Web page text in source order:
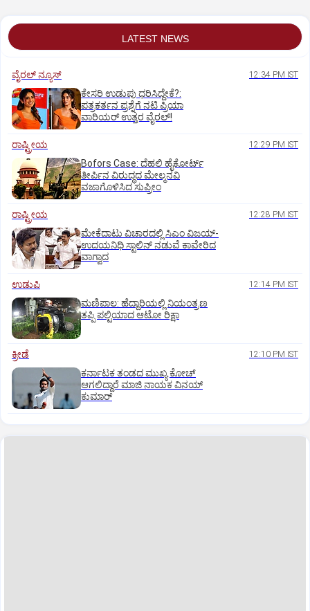
LATEST NEWS
ವೈರಲ್ ನ್ಯೂಸ್ 12:34 PM IST
ಕೇಸರಿ ಉಡುಪು ಧರಿಸಿದ್ದೇಕೆ?:
ಪತ್ರಕರ್ತನ ಪ್ರಶ್ನೆಗೆ ನಟಿ ಪ್ರಿಯಾ
ವಾರಿಯರ್ ಉತ್ತರ ವೈರಲ್!
ರಾಷ್ಟ್ರೀಯ 12:29 PM IST
Bofors Case: ದೆಹಲಿ ಹೈಕೋರ್ಟ್‌
ತೀರ್ಪಿನ ವಿರುದ್ಧದ ಮೇಲ್ಮನವಿ
ವಜಾಗೊಳಿಸಿದ ಸುಪ್ರೀಂ
ರಾಷ್ಟ್ರೀಯ 12:28 PM IST
ಮೇಕೆದಾಟು ವಿಚಾರದಲ್ಲಿ ಸಿಎಂ ವಿಜಯ್-
ಉದಯನಿಧಿ ಸ್ಟಾಲಿನ್ ನಡುವೆ ಕಾವೇರಿದ
ವಾಗ್ವಾದ
ಉಡುಪಿ 12:14 PM IST
ಮಣಿಪಾಲ: ಹೆದ್ದಾರಿಯಲ್ಲಿ ನಿಯಂತ್ರಣ
ತಪ್ಪಿ ಪಲ್ಟಿಯಾದ ಆಟೋ ರಿಕ್ಷಾ
ಕ್ರೀಡೆ 12:10 PM IST
ಕರ್ನಾಟಕ ತಂಡದ ಮುಖ್ಯ ಕೋಚ್‌
ಆಗಲಿದ್ದಾರೆ ಮಾಜಿ ನಾಯಕ ವಿನಯ್‌
ಕುಮಾರ್